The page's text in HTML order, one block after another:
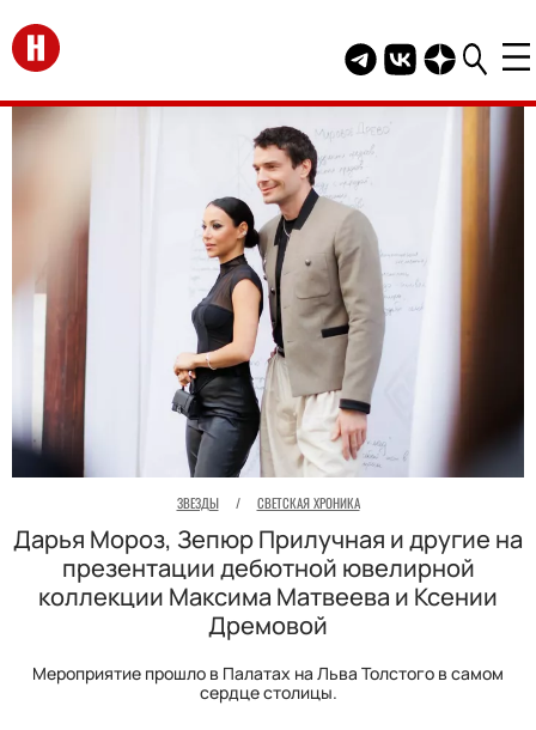
Перейти на главную
Telegram канал
Группа HELLO
Канал
ЗВЕЗДЫ / СВЕТСКАЯ ХРОНИКА
Дарья Мороз, Зепюр Прилучная и другие на
презентации дебютной ювелирной
коллекции Максима Матвеева и Ксении
Дремовой
Мероприятие прошло в Палатах на Льва Толстого в самом
сердце столицы.